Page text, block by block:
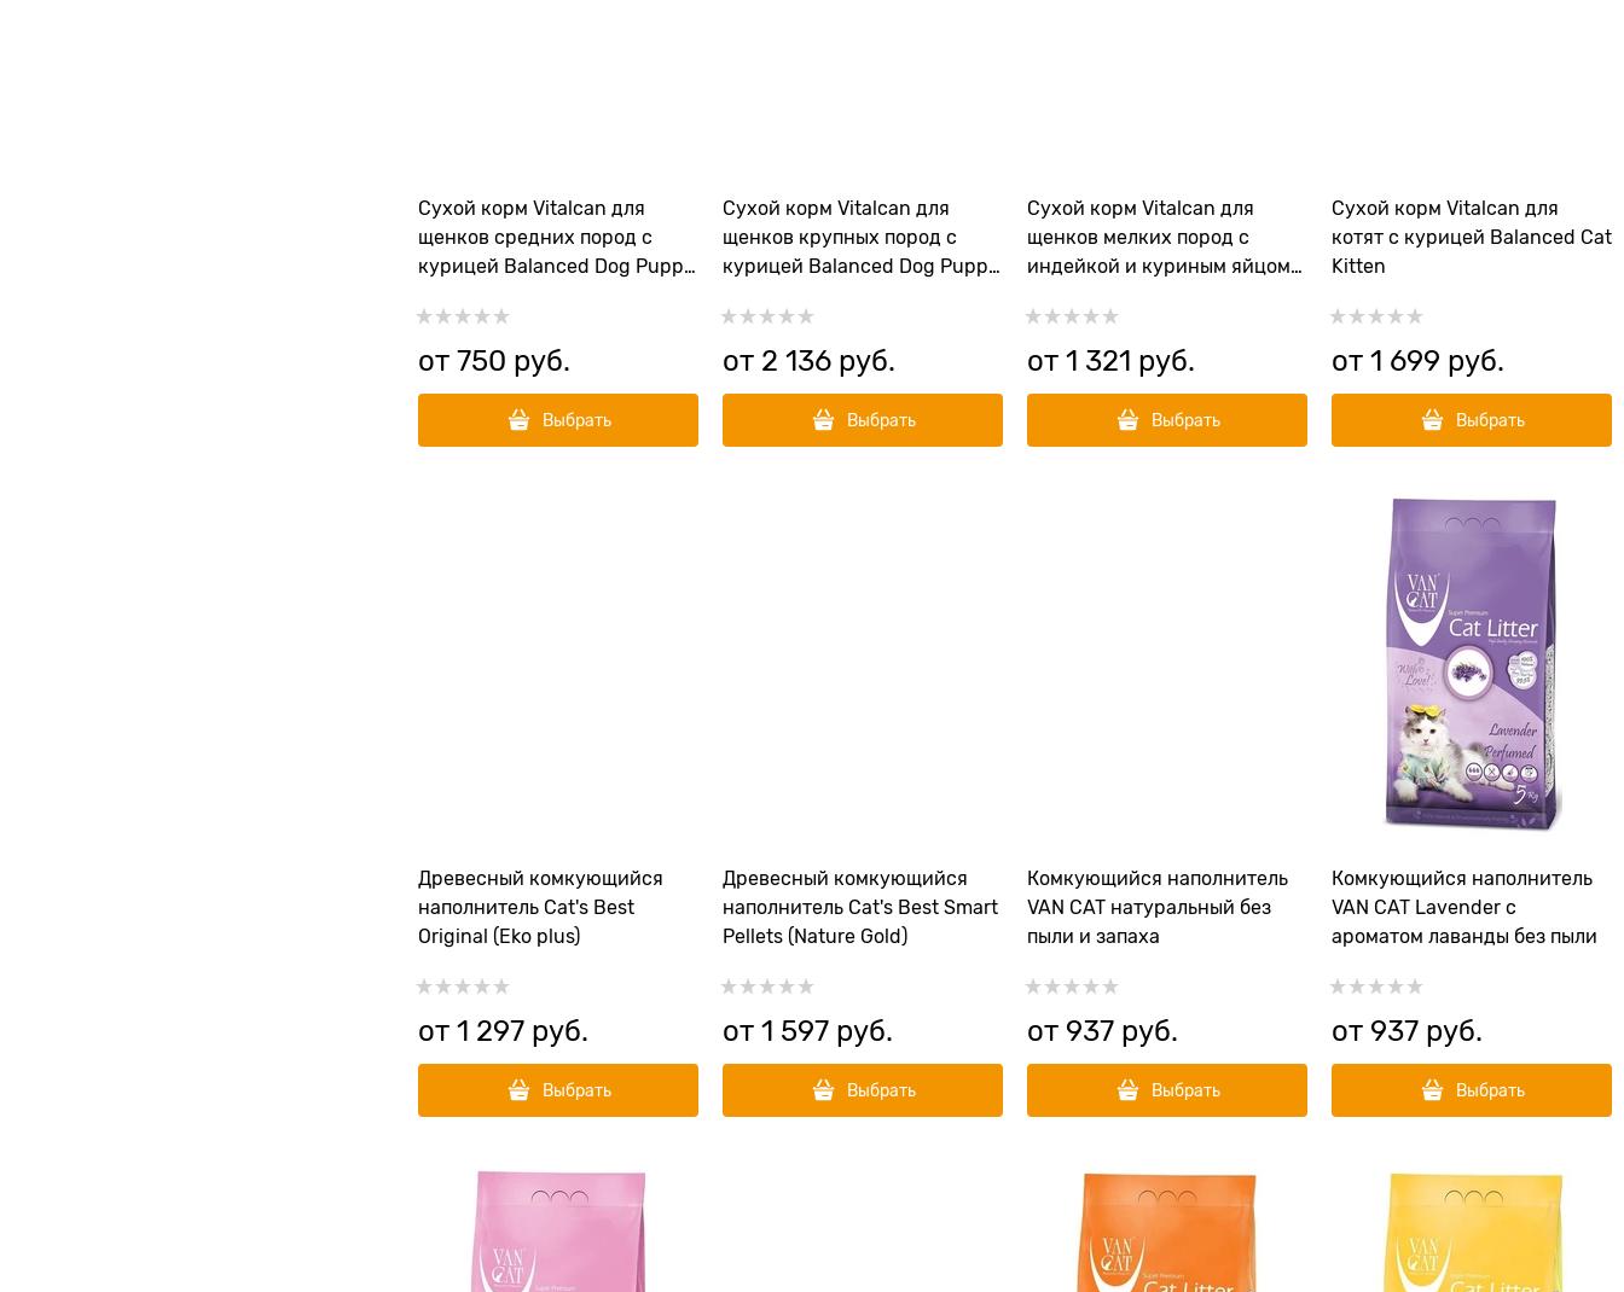
Сухой корм Vitalcan для
щенков средних пород с
курицей Balanced Dog Puppy
от 750 руб.
Выбрать
Сухой корм Vitalcan для
щенков крупных пород с
курицей Balanced Dog Puppy
от 2 136 руб.
Выбрать
Сухой корм Vitalcan для
щенков мелких пород с
индейкой и куриным яйцом
от 1 321 руб.
Выбрать
Сухой корм Vitalcan для
котят с курицей Balanced Cat
Kitten
от 1 699 руб.
Выбрать
Древесный комкующийся
наполнитель Cat's Best
Original (Eko plus)
от 1 297 руб.
Выбрать
Древесный комкующийся
наполнитель Cat's Best Smart
Pellets (Nature Gold)
от 1 597 руб.
Выбрать
Комкующийся наполнитель
VAN CAT натуральный без
пыли и запаха
от 937 руб.
Выбрать
Комкующийся наполнитель
VAN CAT Lavender с
ароматом лаванды без пыли
от 937 руб.
Выбрать